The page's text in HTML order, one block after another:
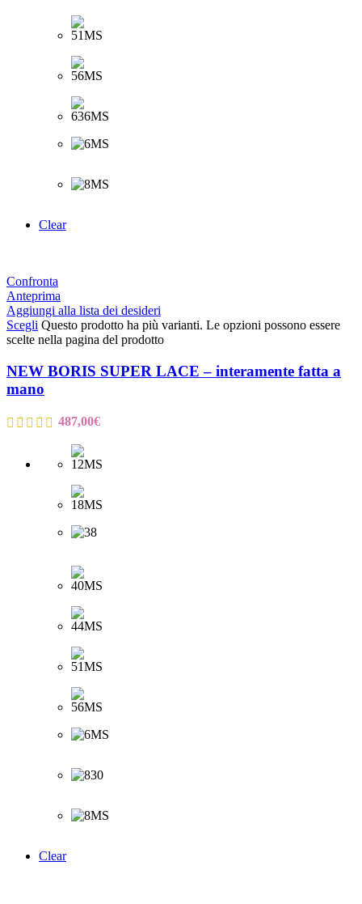
Clear
Confronta
Anteprima
Aggiungi alla lista dei desideri
Scegli Questo prodotto ha più varianti. Le opzioni possono essere
scelte nella pagina del prodotto
NEW BORIS SUPER LACE – interamente fatta a
mano
487,00€
Clear